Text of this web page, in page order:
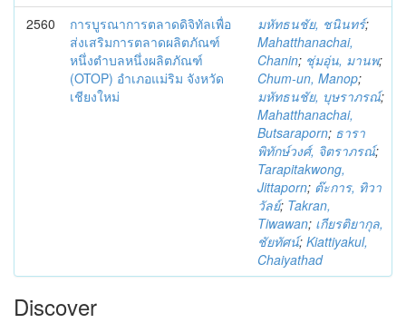
2560
การบูรณาการตลาดดิจิทัลเพื่อ
ส่งเสริมการตลาดผลิตภัณฑ์
หนึ่งตำบลหนึ่งผลิตภัณฑ์
(OTOP) อำเภอแม่ริม จังหวัด
เชียงใหม่
มหัทธนชัย, ชนินทร์;
Mahatthanachai,
Chanin; ชุ่มอุ่น, มานพ;
Chum-un, Manop;
มหัทธนชัย, บุษราภรณ์;
Mahatthanachai,
Butsaraporn; ธารา
พิทักษ์วงศ์, จิตราภรณ์;
Tarapitakwong,
Jittaporn; ต๊ะการ, ทิวา
วัลย์; Takran,
Tiwawan; เกียรติยากุล,
ชัยทัศน์; Kiattiyakul,
Chaiyathad
Discover